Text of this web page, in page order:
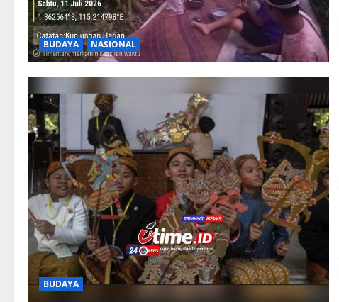
BUDAYA NASIONAL
BUDAYA